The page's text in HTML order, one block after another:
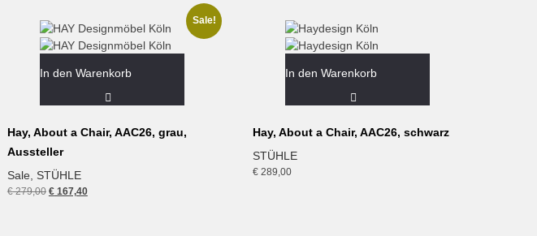
Sale!
In den Warenkorb
Hay, About a Chair, AAC26, grau,
Aussteller
Sale, STÜHLE
€279,00 Ursprünglicher
€167,40Aktueller
In den Warenkorb
Hay, About a Chair, AAC26, schwarz
STÜHLE
€ 289,00